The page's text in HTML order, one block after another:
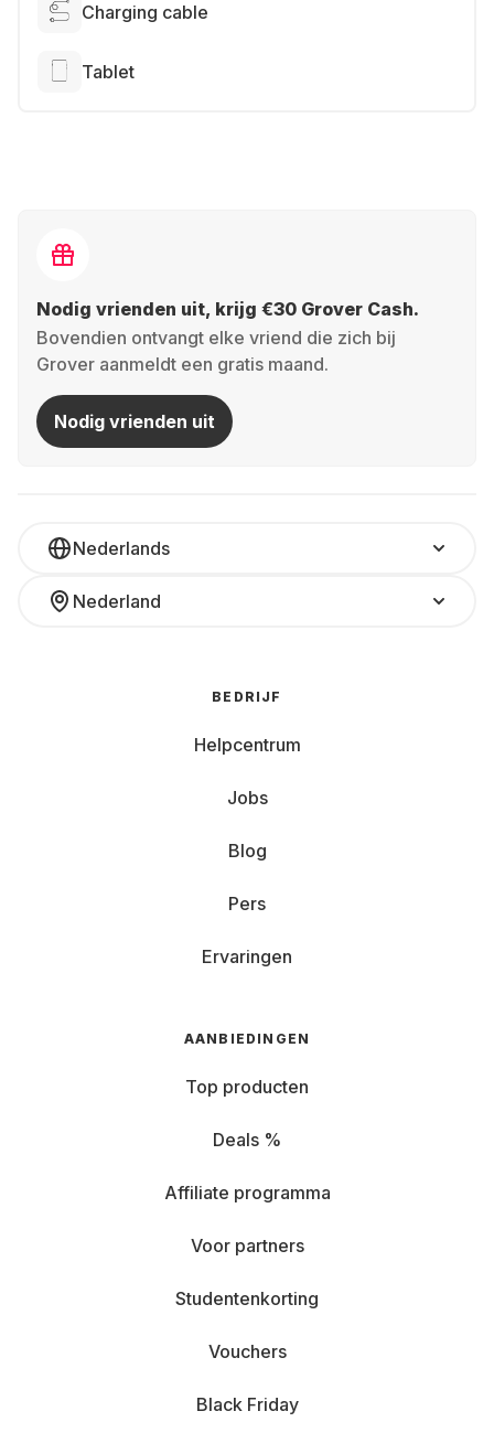
Charging cable
Tablet
Nodig vrienden uit, krijg €30 Grover Cash.
Bovendien ontvangt elke vriend die zich bij
Grover aanmeldt een gratis maand.
Nodig vrienden uit
Nederlands
Nederland
BEDRIJF
Helpcentrum
Jobs
Blog
Pers
Ervaringen
AANBIEDINGEN
Top producten
Deals %
Affiliate programma
Voor partners
Studentenkorting
Vouchers
Black Friday